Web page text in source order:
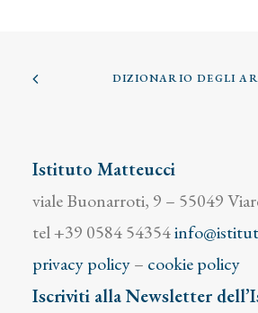
DIZIONARIO DEGLI
Istituto Matteucci
viale Buonarroti, 9 – 55049
tel +39 0584 54354
privacy policy– cookie policy
Iscriviti alla Newsletter